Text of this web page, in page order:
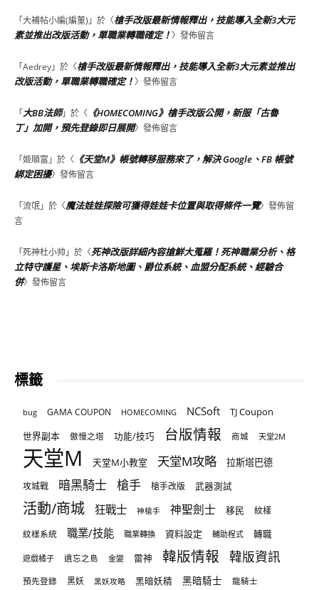
「大補帖小編(編董) 」於〈槍手改版最新情報釋出，技能導入全新3大元
素並推出改版活動，單職業轉職確定！〉發佈留言
「Aedrey」於〈槍手改版最新情報釋出，技能導入全新3大元素並推出
改版活動，單職業轉職確定！〉發佈留言
「大BB法師」於〈 《HOMECOMING》槍手改版公開，新服「古魯
丁」加開，預先登錄即日展開〉發佈留言
「姬順富 」於〈 《天堂M》帳號轉移服務來了，解決 Google、FB 帳號
綁定困擾〉發佈留言
「流氓」於〈魔法娃娃探險可獲得娃娃卡位置與取得條件一覽〉發佈留
言
「死神杜小帅 」於〈死神改版詳細內容搶鮮大蒐羅！死神職業分析、格
立特守護星、埃斯卡洛斯地圖、爵位系統、血盟分配系統、經驗合
併〉發佈留言
標籤
bug GAMA COUPON HOMECOMING NCSoft
TJ Coupon
世界副本
傲慢之塔 功能/技巧 台版情報 商城 天堂2M
天堂M 天堂M小教室 天堂M攻略 拉斯塔巴德
攻城戰 暗黑騎士 槍手 槍手改版 武器測試
活動/商城 狂戰士 神槍手 神聖劍士 移民 紋樣
紋樣系統 職業/技能 職業轉換 資料設定 輔助程式 轉職
遊戲橘子 遺忘之島 金變 雷神 韓版情報 韓版資訊
預先登錄 黑妖 黑妖攻略 黑暗妖精 黑暗騎士 龍騎士